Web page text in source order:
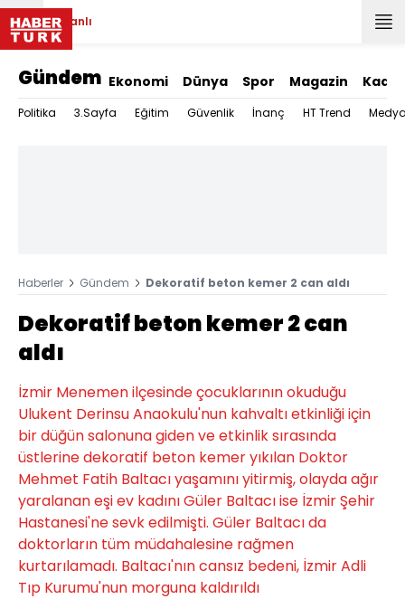
Canlı
Gündem Ekonomi Dünya Spor Magazin Kadın
Politika 3.Sayfa Eğitim Güvenlik İnanç HT Trend
Haberler Gündem Dekoratif beton kemer 2 can aldı
Dekoratif beton kemer 2 can
aldı
İzmir Menemen ilçesinde çocuklarının okuduğu
Ulukent Derinsu Anaokulu'nun kahvaltı etkinliği için
bir düğün salonuna giden ve etkinlik sırasında
üstlerine dekoratif beton kemer yıkılan Doktor
Mehmet Fatih Baltacı yaşamını yitirmiş, olayda ağır
yaralanan eşi ev kadını Güler Baltacı ise İzmir Şehir
Hastanesi'ne sevk edilmişti. Güler Baltacı da
doktorların tüm müdahalesine rağmen
kurtarılamadı. Baltacı'nın cansız bedeni, İzmir Adli
Tıp Kurumu'nun morguna kaldırıldı